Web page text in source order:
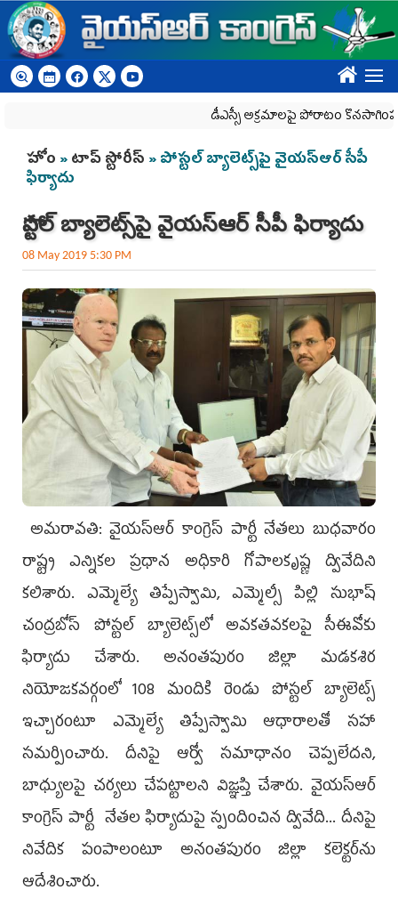
Skip to main content
????
డీఎస్సీ అక్రమాలపై పోరాటం కొనసాగింపు
You are here
హోం »టాప్ స్టోరీస్ » పోస్టల్‌ బ్యాలెట్స్‌పై వైయ‌స్ఆర్ సీపీ
ఫిర‍్యాదు
పోస్టల్‌ బ్యాలెట్స్‌పై వైయ‌స్ఆర్ సీపీ ఫిర‍్యాదు
08 May 2019 5:30 PM
అమరావతి: వైయ‌స్ఆర్‌ కాంగ్రెస్ పార్టీ నేతలు బుధవారం
రాష్ట్ర ఎన్నికల ప్రధాన అధికారి గోపాలకృష్ణ ద్వివేదిని
కలిశారు. ఎమ్మెల్యే తిప్పేస్వామి, ఎమ్మెల్సీ పిల్లి సుభాష్‌
చంద్రబోస్‌ పోస్టల్‌ బ్యాలెట్స్‌లో అవకతవకలపై సీఈవోకు
ఫిర్యాదు చేశారు. అనంతపురం జిల్లా మడకశిర
నియోజకవర్గంలో 108 మందికి రెండు పోస్టల్‌ బ్యాలెట్స్‌
ఇచ్చారంటూ ఎమ్మెల్యే తిప్పేస్వామి ఆధారాలతో సహా
సమర్పించారు. దీనిపై ఆర్వో సమాధానం చెప్పలేదని,
బాధ్యులపై చర్యలు చేపట్టాలని విజ్ఞప్తి చేశారు. వైయ‌స్ఆర్‌
కాంగ్రెస్ పార్టీ నేతల ఫిర్యాదుపై స్పందించిన ద్వివేది... దీనిపై
నివేదిక పంపాలంటూ అనంతపురం జిల్లా కలెక్టర్‌ను
ఆదేశించారు.